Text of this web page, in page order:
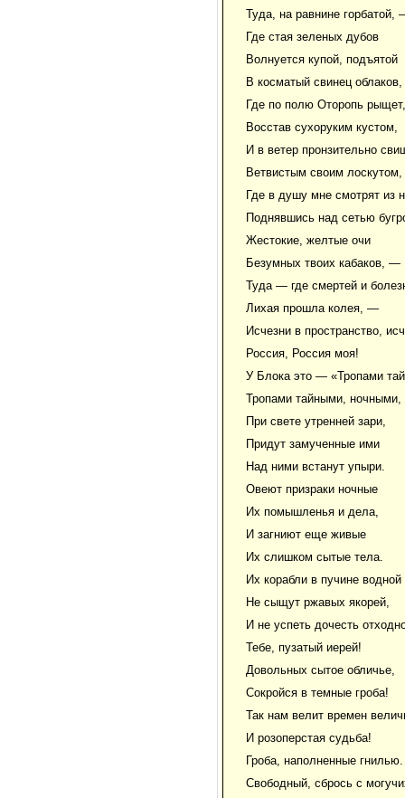
Туда, на равнине горбатой,
Где стая зеленых дубов
Волнуется купой, подъятой
В косматый свинец облаков,
Где по полю Оторопь рыщет,
Восстав сухоруким кустом,
И в ветер пронзительно
Ветвистым своим лоскутом,
Где в душу мне смотрят из
Поднявшись над сетью
Жестокие, желтые очи
Безумных твоих кабаков, —
Туда — где смертей и
Лихая прошла колея, —
Исчезни в пространство,
Россия, Россия моя!
У Блока это — «Тропами
Тропами тайными, ночными,
При свете утренней зари,
Придут замученные ими
Над ними встанут упыри.
Овеют призраки ночные
Их помышленья и дела,
И загниют еще живые
Их слишком сытые тела.
Их корабли в пучине водной
Не сыщут ржавых якорей,
И не успеть дочесть
Тебе, пузатый иерей!
Довольных сытое обличье,
Сокройся в темные гроба!
Так нам велит времен
И розоперстая судьба!
Гроба, наполненные гнилью.
Свободный, сбрось с